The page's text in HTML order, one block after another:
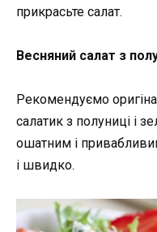
прикрасьте салат.
Весняний салат з
Рекомендуємо
салатик з полуниці і
ошатним і
і швидко.